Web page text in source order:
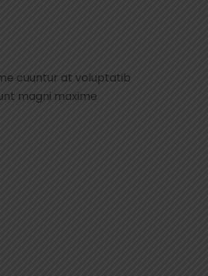
cuuntur at voluptatib
magni maxime